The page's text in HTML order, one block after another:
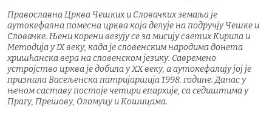
Православна Црква Чешких и Словачких земаља је
аутокефална помесна црква која делује на подручју Чешке и
Словачке. Њени корени везују се за мисију светих Кирила и
Методија у IX веку, када је словенским народима донета
хришћанска вера на словенском језику. Савремено
устројство црква је добила у XX веку, а аутокефалију јој је
признала Васељенска патријаршија 1998. године. Данас у
њеном саставу постоје четири епархије, са седиштима у
Прагу, Прешову, Оломуцу и Кошицама.